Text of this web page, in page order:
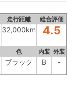
走行距離 総合評価
32,000km 4.5
色 内装 外装
ブラック B -